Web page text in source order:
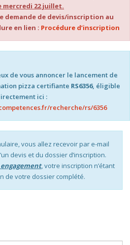
22 juillet.
demande de devis/inscription au
en lien : Procédure d’inscription
de vous annoncer le lancement de
pizza certifiante RS6356, éligible
ici :
recherche/rs/6356
vous allez recevoir par e-mail
devis et du dossier d’inscription.
engagement, votre inscription n’étant
de votre dossier complété.